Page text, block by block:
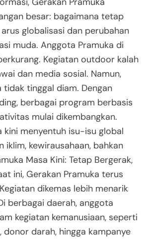
besar: bagaimana tetap
globalisasi dan perubahan
muda. Anggota Pramuka di
Kegiatan outdoor kalah
dan media sosial. Namun,
tidak tinggal diam. Dengan
berbagai program berbasis
mulai dikembangkan.
kini menyentuh isu-isu global
iklim, kewirausahaan, bahkan
Masa Kini: Tetap Bergerak,
ini, Gerakan Pramuka terus
dikemas lebih menarik
berbagai daerah, anggota
kegiatan kemanusiaan, seperti
donor darah, hingga kampanye